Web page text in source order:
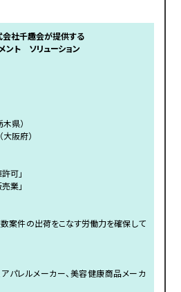
会社千趣会が提供する
ント ソリューション
県）
阪府）
可」
業」
案件の出荷をこなす労働力を確保して
パレルメーカー、美容健康商品メーカ